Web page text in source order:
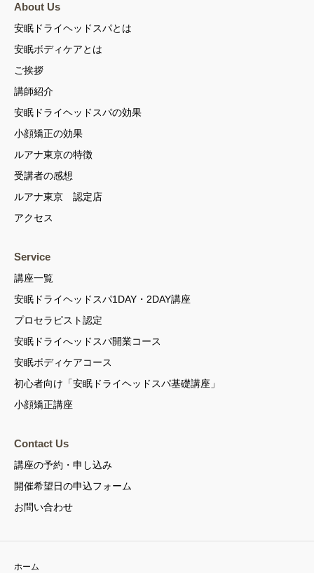
About Us
安眠ドライヘッドスパとは
安眠ボディケアとは
ご挨拶
講師紹介
安眠ドライヘッドスパの効果
小顔矯正の効果
ルアナ東京の特徴
受講者の感想
ルアナ東京 認定店
アクセス
Service
講座一覧
安眠ドライヘッドスパ1DAY・2DAY講座
プロセラピスト認定
安眠ドライへッドスパ開業コース
安眠ボディケアコース
初心者向け「安眠ドライヘッドスパ基礎講座」
小顔矯正講座
Contact Us
講座の予約・申し込み
開催希望日の申込フォーム
お問い合わせ
ホーム